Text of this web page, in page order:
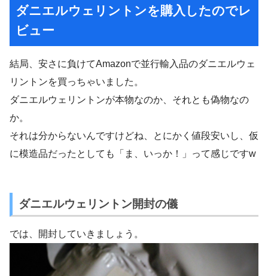
ダニエルウェリントンを購入したのでレ
ビュー
結局、安さに負けてAmazonで並行輸入品のダニエルウェ
リントンを買っちゃいました。
ダニエルウェリントンが本物なのか、それとも偽物なの
か。
それは分からないんですけどね、とにかく値段安いし、仮
に模造品だったとしても「ま、いっか！」って感じですw
ダニエルウェリントン開封の儀
では、開封していきましょう。